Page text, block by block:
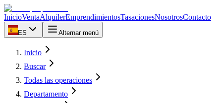
InicioVentaAlquilerEmprendimientosTasacionesNosotrosContacto
ES Alternar menú
Inicio
Buscar
Todas las operaciones
Departamento